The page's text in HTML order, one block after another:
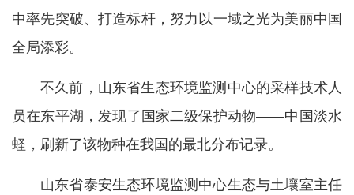
中率先突破、打造标杆，努力以一域之光为美丽中国
全局添彩。
不久前，山东省生态环境监测中心的采样技术人
员在东平湖，发现了国家二级保护动物——中国淡水
蛏，刷新了该物种在我国的最北分布记录。
山东省泰安生态环境监测中心生态与土壤室主任